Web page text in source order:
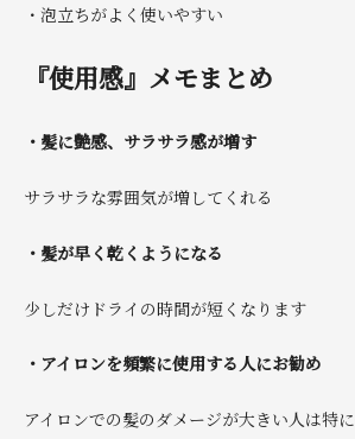
・泡立ちがよく使いやすい
『使用感』メモまとめ
・髪に艶感、サラサラ感が増す
サラサラな雰囲気が増してくれる
・髪が早く乾くようになる
少しだけドライの時間が短くなります
・アイロンを頻繁に使用する人にお勧め
アイロンでの髪のダメージが大きい人は特